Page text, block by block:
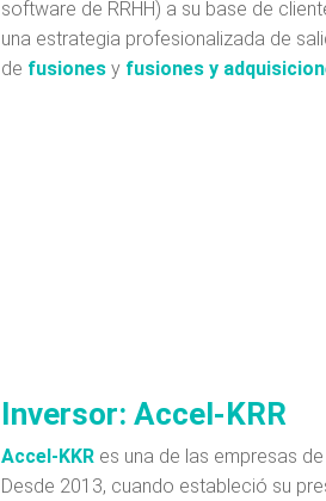
software de RRHH) a su base de
una estrategia profesionalizada de
de fusiones y fusiones y
Inversor: Accel-KRR​
Accel-KKR es una de las empresas
Desde 2013, cuando estableció su